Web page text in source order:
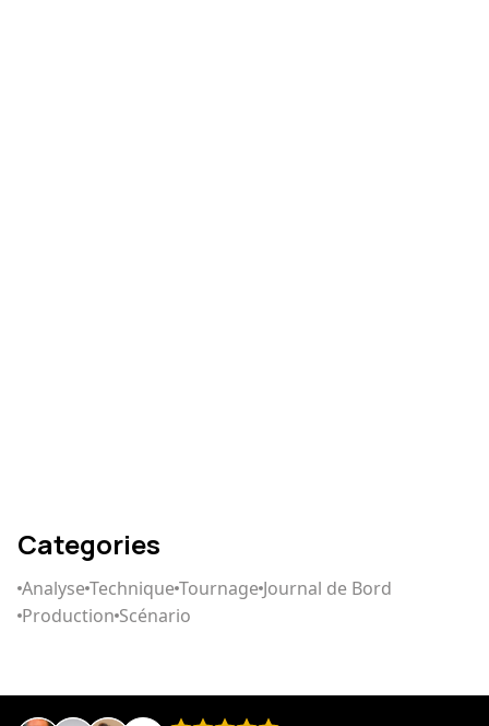
Categories
AnalyseTechniqueTournage Journal de Bord
Production Scénario